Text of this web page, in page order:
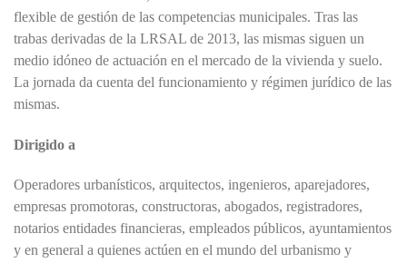
flexible de gestión de las competencias municipales. Tras las
trabas derivadas de la LRSAL de 2013, las mismas siguen un
medio idóneo de actuación en el mercado de la vivienda y suelo.
La jornada da cuenta del funcionamiento y régimen jurídico de las
mismas.
Dirigido a
Operadores urbanísticos, arquitectos, ingenieros, aparejadores,
empresas promotoras, constructoras, abogados, registradores,
notarios entidades financieras, empleados públicos, ayuntamientos
y en general a quienes actúen en el mundo del urbanismo y